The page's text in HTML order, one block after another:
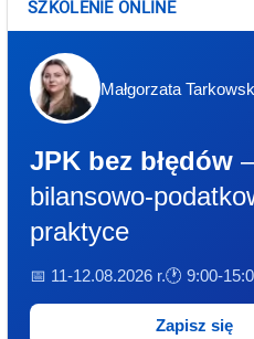
SZKOLENIE ONLINE
Małgorzata
JPK bez błędów
bilansowo-
praktyce
📅 11-12.08.2026 r.🕐 9:00-
Zapisz się